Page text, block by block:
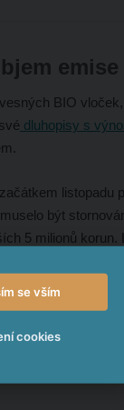
BIO
dluhopisy s
začátkem listopadu
být
5 milionů
KR REAL stojí
pro své
se vším
cookies